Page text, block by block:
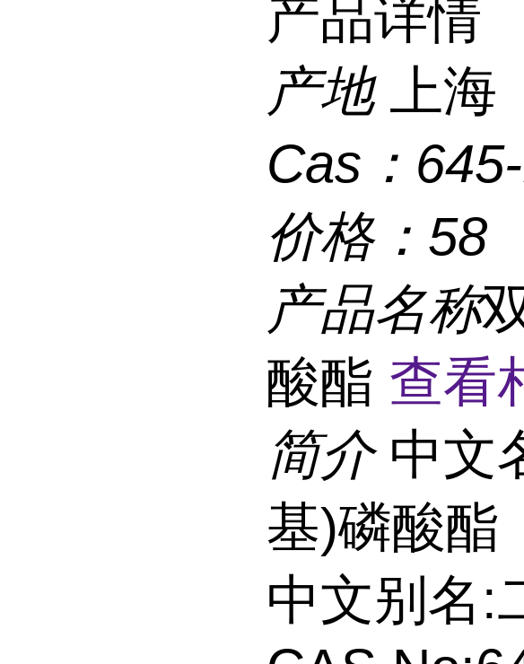
产品详情
产地 上海
Cas：
价格： 58
产品名称
酸酯 查看
简介 中文
基)磷酸酯
中文别名: